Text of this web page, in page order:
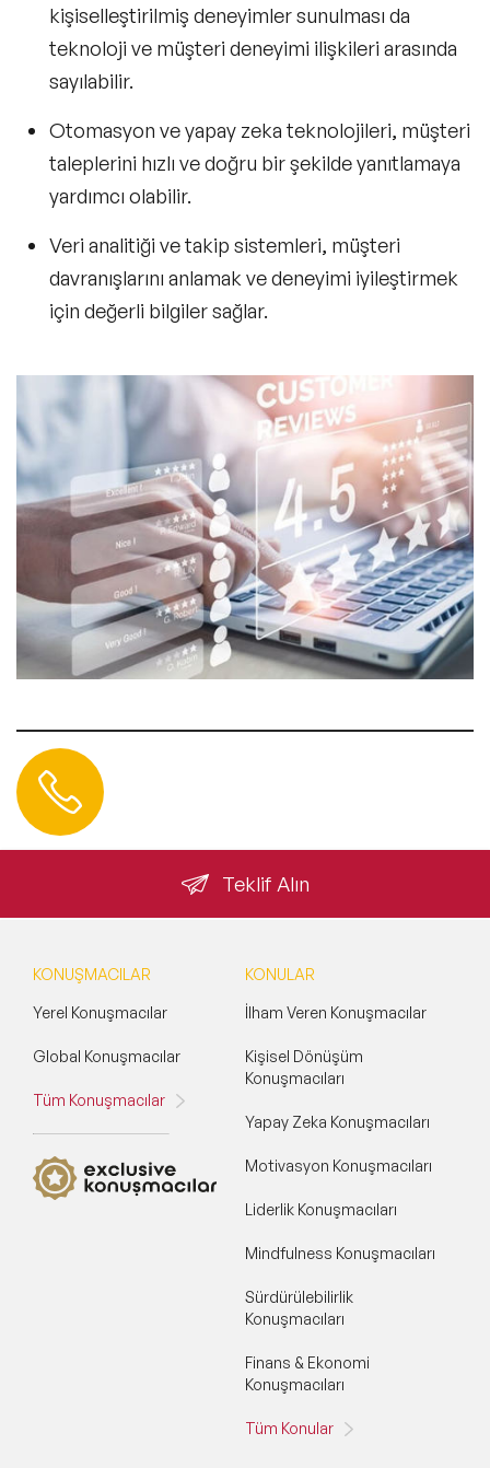
kişiselleştirilmiş deneyimler sunulması da
teknoloji ve müşteri deneyimi ilişkileri arasında
sayılabilir.
Otomasyon ve yapay zeka teknolojileri, müşteri
taleplerini hızlı ve doğru bir şekilde yanıtlamaya
yardımcı olabilir.
Veri analitiği ve takip sistemleri, müşteri
davranışlarını anlamak ve deneyimi iyileştirmek
için değerli bilgiler sağlar.
Teklif Alın
KONUŞMACILAR
Yerel Konuşmacılar
Global Konuşmacılar
Tüm Konuşmacılar
KONULAR
İlham Veren Konuşmacılar
Kişisel Dönüşüm
Konuşmacıları
Yapay Zeka Konuşmacıları
Motivasyon Konuşmacıları
Liderlik Konuşmacıları
Mindfulness Konuşmacıları
Sürdürülebilirlik
Konuşmacıları
Finans & Ekonomi
Konuşmacıları
Tüm Konular